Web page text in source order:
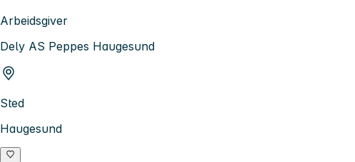
Arbeidsgiver
Dely AS Peppes Haugesund
Sted
Haugesund